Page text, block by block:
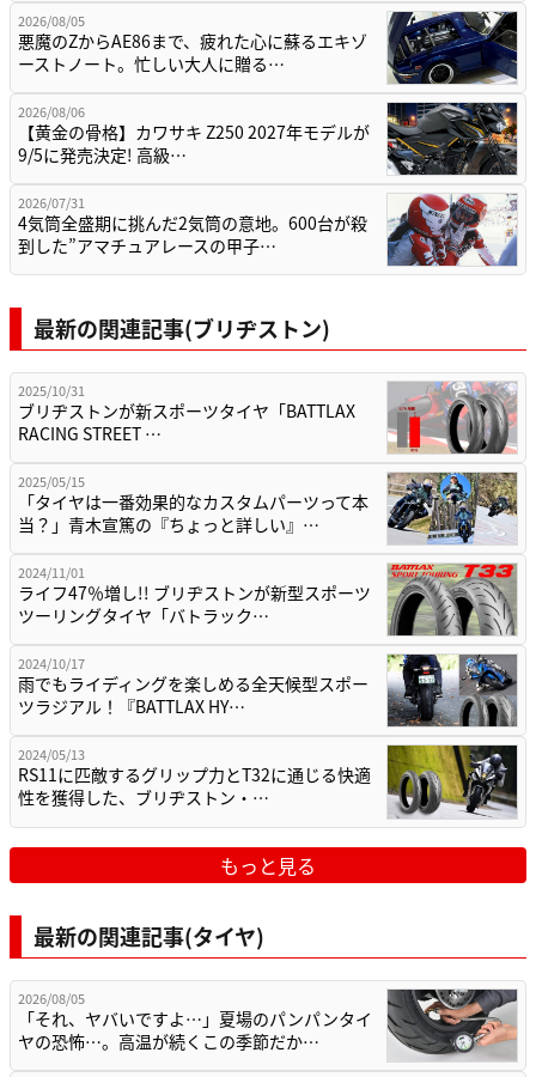
2026/08/05
悪魔のZからAE86まで、疲れた心に蘇るエキゾ
ーストノート。忙しい大人に贈る…
2026/08/06
【黄金の骨格】カワサキ Z250 2027年モデルが
9/5に発売決定! 高級…
2026/07/31
4気筒全盛期に挑んだ2気筒の意地。600台が殺
到した”アマチュアレースの甲子…
最新の関連記事(ブリヂストン)
2025/10/31
ブリヂストンが新スポーツタイヤ「BATTLAX
RACING STREET …
2025/05/15
「タイヤは一番効果的なカスタムパーツって本
当？」青木宣篤の『ちょっと詳しい』…
2024/11/01
ライフ47％増し!! ブリヂストンが新型スポーツ
ツーリングタイヤ「バトラック…
2024/10/17
雨でもライディングを楽しめる全天候型スポー
ツラジアル！『BATTLAX HY…
2024/05/13
RS11に匹敵するグリップ力とT32に通じる快適
性を獲得した、ブリヂストン・…
もっと見る
最新の関連記事(タイヤ)
2026/08/05
「それ、ヤバいですよ…」夏場のパンパンタイ
ヤの恐怖…。高温が続くこの季節だか…